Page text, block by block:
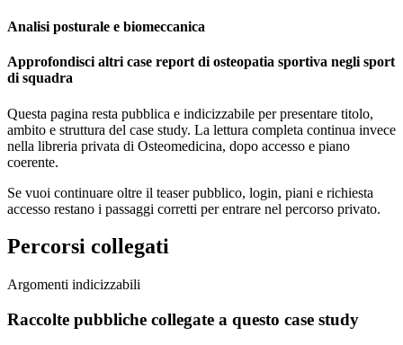
Analisi posturale e biomeccanica
Approfondisci altri case report di osteopatia sportiva negli sport
di squadra
Questa pagina resta pubblica e indicizzabile per presentare titolo,
ambito e struttura del case study. La lettura completa continua invece
nella libreria privata di Osteomedicina, dopo accesso e piano
coerente.
Se vuoi continuare oltre il teaser pubblico, login, piani e richiesta
accesso restano i passaggi corretti per entrare nel percorso privato.
Percorsi collegati
Argomenti indicizzabili
Raccolte pubbliche collegate a questo case study